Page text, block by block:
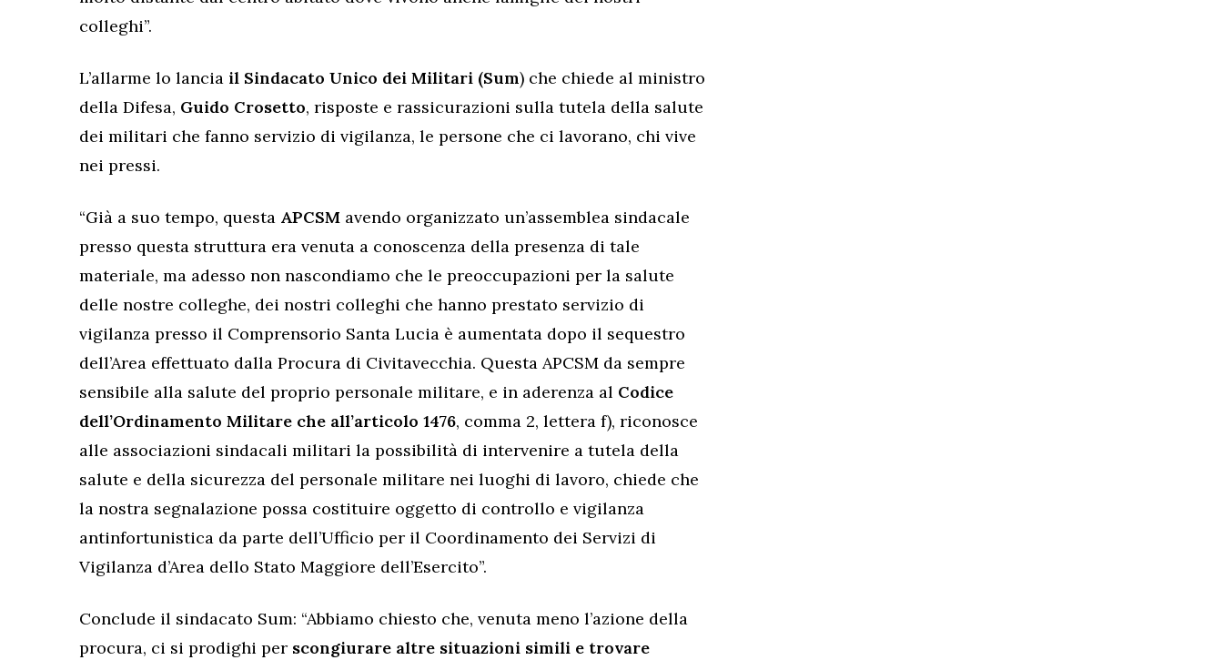
colleghi”.
L’allarme lo lancia il Sindacato Unico dei Militari (Sum) che chiede al ministro
della Difesa, Guido Crosetto, risposte e rassicurazioni sulla tutela della salute
dei militari che fanno servizio di vigilanza, le persone che ci lavorano, chi vive
nei pressi.
“Già a suo tempo, questa APCSM avendo organizzato un’assemblea sindacale
presso questa struttura era venuta a conoscenza della presenza di tale
materiale, ma adesso non nascondiamo che le preoccupazioni per la salute
delle nostre colleghe, dei nostri colleghi che hanno prestato servizio di
vigilanza presso il Comprensorio Santa Lucia è aumentata dopo il sequestro
dell’Area effettuato dalla Procura di Civitavecchia. Questa APCSM da sempre
sensibile alla salute del proprio personale militare, e in aderenza al Codice
dell’Ordinamento Militare che all’articolo 1476, comma 2, lettera f), riconosce
alle associazioni sindacali militari la possibilità di intervenire a tutela della
salute e della sicurezza del personale militare nei luoghi di lavoro, chiede che
la nostra segnalazione possa costituire oggetto di controllo e vigilanza
antinfortunistica da parte dell’Ufficio per il Coordinamento dei Servizi di
Vigilanza d’Area dello Stato Maggiore dell’Esercito”.
Conclude il sindacato Sum: “Abbiamo chiesto che, venuta meno l’azione della
procura, ci si prodighi per scongiurare altre situazioni simili e trovare